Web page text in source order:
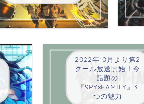
2022年10月より第2
クール放送開始！今
話題の
『SPY×FAMILY』3
つの魅力